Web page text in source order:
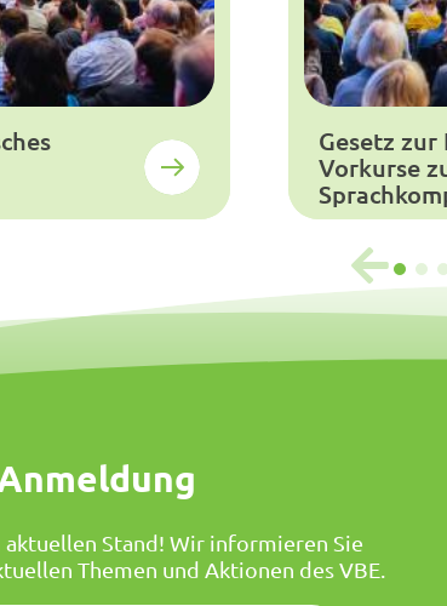
Gesetz
Vorkurse
Stand! Wir informieren Sie
Themen und Aktionen des VBE.